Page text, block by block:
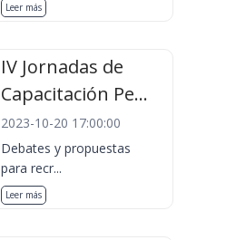
Leer más
IV Jornadas de
Capacitación Pe...
2023-10-20 17:00:00
Debates y propuestas
para recr...
Leer más